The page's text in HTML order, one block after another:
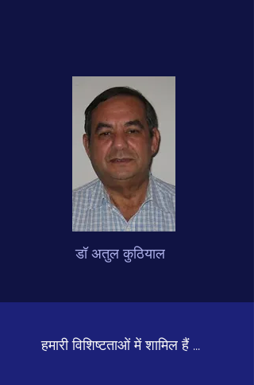
डॉ अतुल कुठियाल
हमारी विशिष्टताओं में शामिल हैं ...